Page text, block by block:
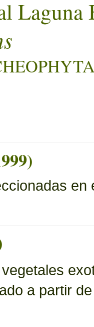
Laguna
a partir